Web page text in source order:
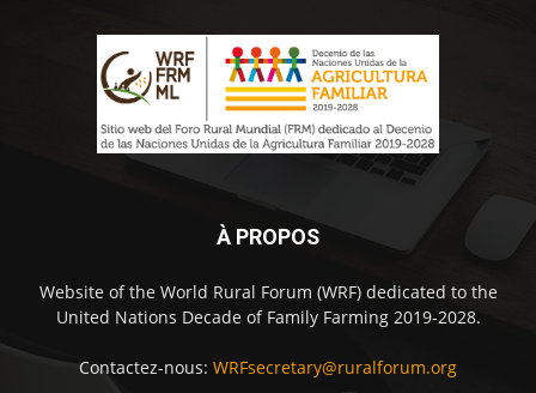
À PROPOS
Website of the World Rural Forum (WRF) dedicated to the
United Nations Decade of Family Farming 2019-2028.
Contactez-nous: WRFsecretary@ruralforum.org